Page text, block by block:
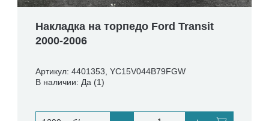
Накладка на торпедо Ford Transit
2000-2006
Артикул: 4401353, YC15V044B79FGW
В наличии: Да (1)